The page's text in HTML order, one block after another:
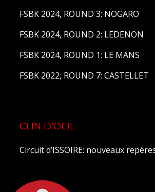
FSBK 2024, ROUND 3: NOGARO
FSBK 2024, ROUND 2: LEDENON
FSBK 2024, ROUND 1: LE MANS
FSBK 2022, ROUND 7: CASTELLET
CLIN D'OEIL
Circuit d’ISSOIRE: nouveaux